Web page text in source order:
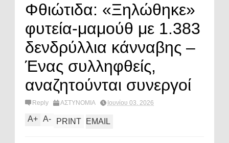
Φθιώτιδα: «Ξηλώθηκε»
φυτεία-μαμούθ με 1.383
δενδρύλλια κάνναβης –
Ένας συλληφθείς,
αναζητούνται συνεργοί
Reply ΑΣΤΥΝΟΜΙΑ Ιουνίου 03, 2026
A+ A- PRINT EMAIL